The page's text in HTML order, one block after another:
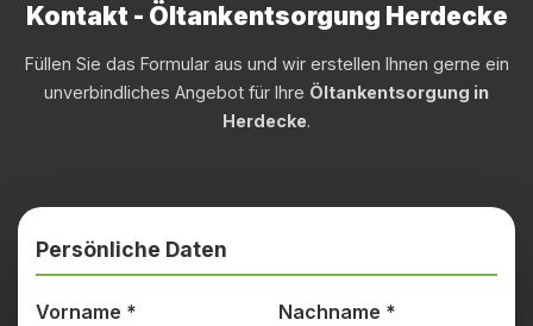
Kontakt - Öltankentsorgung Herdecke
Füllen Sie das Formular aus und wir erstellen Ihnen gerne ein
unverbindliches Angebot für Ihre Öltankentsorgung in
Herdecke.
Persönliche Daten
Vorname * Nachname *